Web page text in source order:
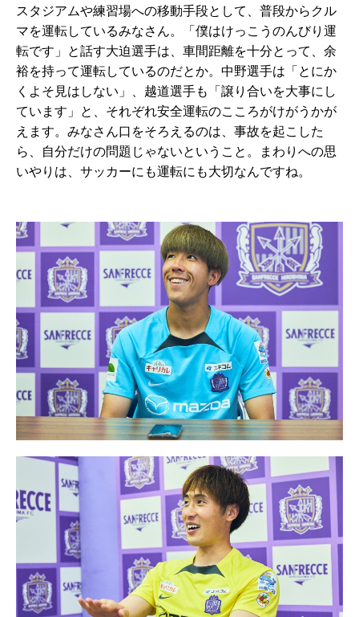
スタジアムや練習場への移動手段として、普段からクル
マを運転しているみなさん。「僕はけっこうのんびり運
転です」と話す大迫選手は、車間距離を十分とって、余
裕を持って運転しているのだとか。中野選手は「とにか
くよそ見はしない」、越道選手も「譲り合いを大事にし
ています」と、それぞれ安全運転のこころがけがうかが
えます。みなさん口をそろえるのは、事故を起こした
ら、自分だけの問題じゃないということ。まわりへの思
いやりは、サッカーにも運転にも大切なんですね。